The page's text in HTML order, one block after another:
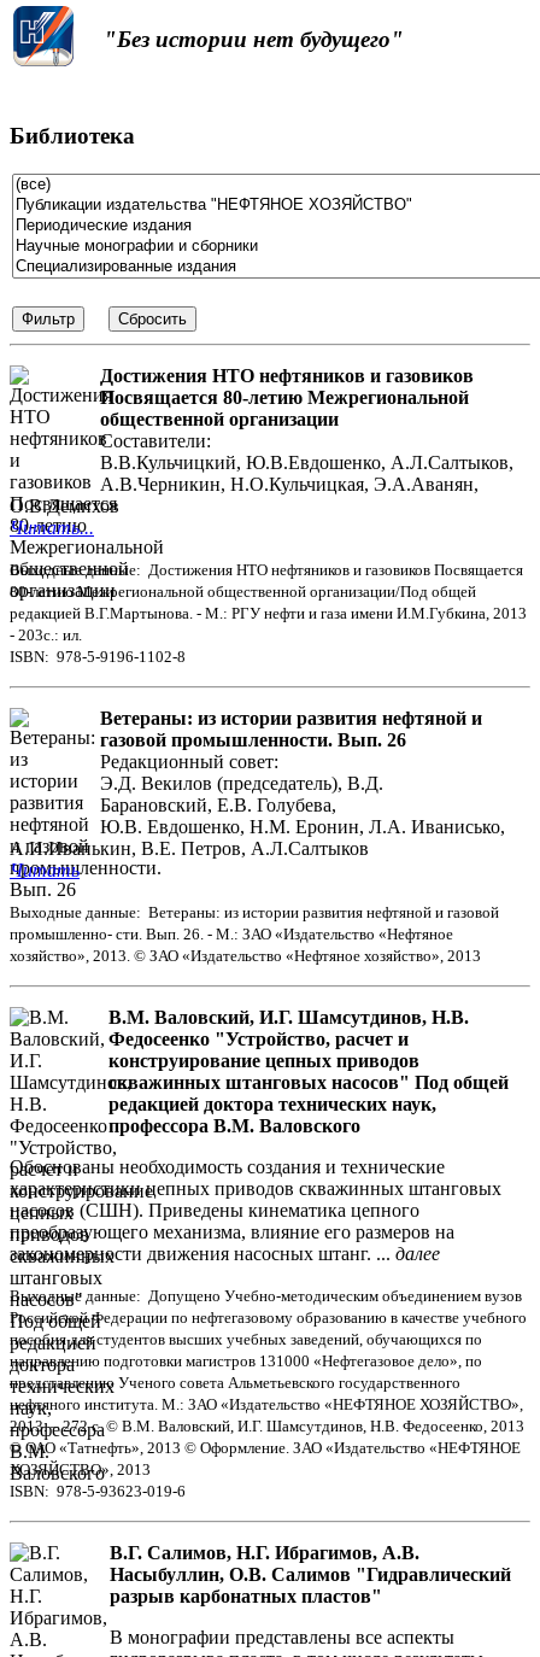
"Без истории нет будущего"
Библиотека
Достижения НТО нефтяников и газовиков
Посвящается 80-летию Межрегиональной
общественной организации
Составители:
В.В.Кульчицкий, Ю.В.Евдошенко, А.Л.Салтыков,
А.В.Черникин, Н.О.Кульчицкая, Э.А.Аванян,
О.В.Демихов
Читать...
Выходные данные: Достижения НТО нефтяников и газовиков Посвящается
80-летию Межрегиональной общественной организации/Под общей
редакцией В.Г.Мартынова. - М.: РГУ нефти и газа имени И.М.Губкина, 2013
- 203с.: ил.
ISBN: 978-5-9196-1102-8
Ветераны: из истории развития нефтяной и
газовой промышленности. Вып. 26
Редакционный совет:
Э.Д. Векилов (председатель), В.Д.
Барановский, Е.В. Голубева,
Ю.В. Евдошенко, Н.М. Еронин, Л.А. Иванисько,
А.И.Иванькин, В.Е. Петров, А.Л.Салтыков
Читать
Выходные данные: Ветераны: из истории развития нефтяной и газовой
промышленно- сти. Вып. 26. - М.: ЗАО «Издательство «Нефтяное
хозяйство», 2013. © ЗАО «Издательство «Нефтяное хозяйство», 2013
В.М. Валовский, И.Г. Шамсутдинов, Н.В.
Федосеенко "Устройство, расчет и
конструирование цепных приводов
скважинных штанговых насосов" Под общей
редакцией доктора технических наук,
профессора В.М. Валовского
Обоснованы необходимость создания и технические
характеристики цепных приводов скважинных штанговых
насосов (СШН). Приведены кинематика цепного
преобразующего механизма, влияние его размеров на
закономерности движения насосных штанг. ... далее
Выходные данные: Допущено Учебно-методическим объединением вузов
Российской Федерации по нефтегазовому образованию в качестве учебного
пособия для студентов высших учебных заведений, обучающихся по
направлению подготовки магистров 131000 «Нефтегазовое дело», по
представлению Ученого совета Альметьевского государственного
нефтяного института. М.: ЗАО «Издательство «НЕФТЯНОЕ ХОЗЯЙСТВО»,
2013. – 272 с. © В.М. Валовский, И.Г. Шамсутдинов, Н.В. Федосеенко, 2013
© ОАО «Татнефть», 2013 © Оформление. ЗАО «Издательство «НЕФТЯНОЕ
ХОЗЯЙСТВО», 2013
ISBN: 978-5-93623-019-6
В.Г. Салимов, Н.Г. Ибрагимов, А.В.
Насыбуллин, О.В. Салимов "Гидравлический
разрыв карбонатных пластов"
В монографии представлены все аспекты